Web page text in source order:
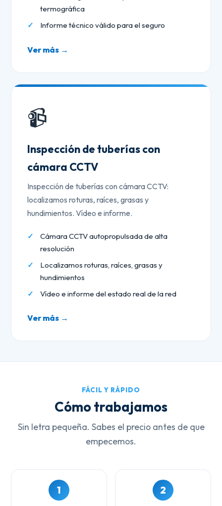
termográfica
Informe técnico válido para el seguro
Ver más →
📹
Inspección de tuberías con
cámara CCTV
Inspección de tuberías con cámara CCTV:
localizamos roturas, raíces, grasas y
hundimientos. Vídeo e informe.
Cámara CCTV autopropulsada de alta
resolución
Localizamos roturas, raíces, grasas y
hundimientos
Vídeo e informe del estado real de la red
Ver más →
FÁCIL Y RÁPIDO
Cómo trabajamos
Sin letra pequeña. Sabes el precio antes de que
empecemos.
1 2